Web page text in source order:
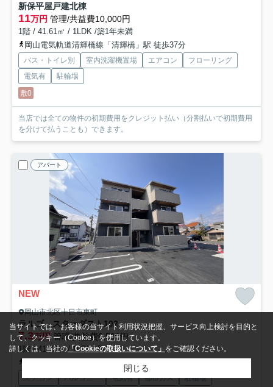
新保平屋戸建北棟
11万円 管理/共益費10,000円
1階 / 41.61㎡ / 1LDK /築1年未満
岡山電気軌道清輝橋線「清輝橋」駅 徒歩37分
バス・トイレ別 室内洗濯機置場 エアコン
フローリング
電気有
駐輪場
敷0
当店では全ての物件の初期費用をクレジット払い（分割払いで初期費用
を分けて払うことも）できます。
アパート
NEW
岡山市北区十日市東町
ラルゴ スターダスト102
7.3万円管理/共益費6,500円
1階 / 41.72㎡ / 1LDK /新築
エアコン バルコニー 電気有 都市ガス 駐輪場
当サイトでは、お客様の当サイト利用状況把握、サービス向上検討を目的と
して、クッキー（Cookie）を使用しています。
詳しくは、当社の「Cookieの取扱いについて」 をご確認ください。
閉じる